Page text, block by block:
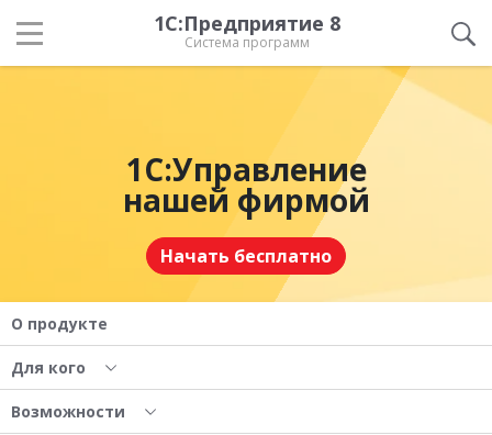
1С:Предприятие 8
Система программ
1С:Управление
нашей фирмой
Начать бесплатно
О продукте
Для кого
Возможности